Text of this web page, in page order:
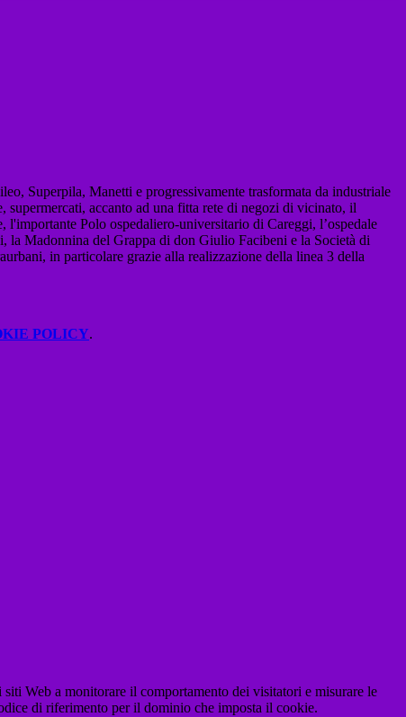
Superpila, Manetti e progressivamente trasformata da industriale
supermercati, accanto ad una fitta rete di negozi di vicinato, il
l'importante Polo ospedaliero-universitario di Careggi, l’ospedale
la Madonnina del Grappa di don Giulio Facibeni e la Società di
in particolare grazie alla realizzazione della linea 3 della
POLICY.
Web a monitorare il comportamento dei visitatori e misurare le
di riferimento per il dominio che imposta il cookie.